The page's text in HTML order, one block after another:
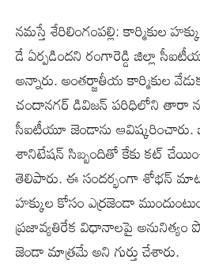
నమస్తే శేరిలింగంపల్లి: కార్మికుల
డే ఏర్పడిందని రంగారెడ్డి జిల్లా
అన్నారు. అంతర్జాతీయ కార్మికుల
చందానగర్ డివిజన్ పరిధిలోని తారా
సీఐటీయూ జెండాను
శానిటేషన్ సిబ్బందితో కేకు కట్
తెలిపారు. ఈ సందర్భంగా శోభన్
హక్కుల కోసం ఎర్రజెండా
ప్రజావ్యతిరేక విధానాలపై అనునిత్యం
జెండా మాత్రమే అని గుర్తు చేశారు.